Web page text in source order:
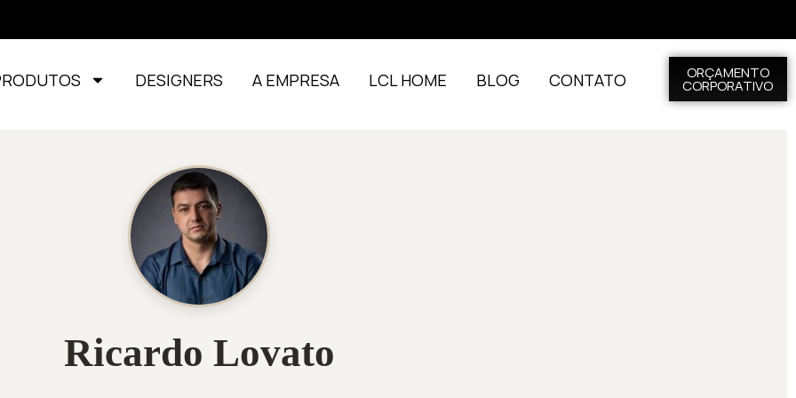
DESIGNERS A EMPRESA LCL HOME BLOG CONTATO ORÇAMENTO
CORPORATIVO
Ricardo Lovato